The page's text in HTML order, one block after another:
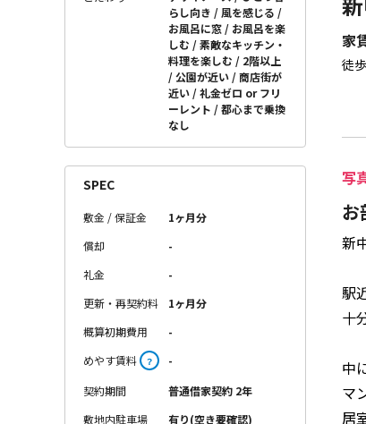
家
徒
写
お
新
駅
十
中
マ
居
らし向き
風を感じる
お風呂に窓
お風呂を楽
しむ
素敵なキッチン・
料理を楽しむ
2階以上
公園が近い
商店街が
近い
礼金ゼロ or フリ
ーレント
都心まで乗換
なし
SPEC
敷金 / 保証金
1ヶ月分
償却
-
礼金
-
更新・再契約料
1ヶ月分
概算初期費用
-
めやす賃料
？ -
契約期間
普通借家契約 2年
敷地内駐車場
有り(空き要確認)